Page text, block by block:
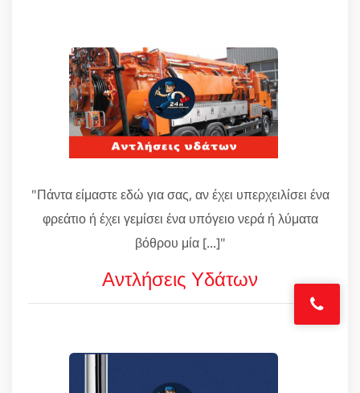
"Πάντα είμαστε εδώ για σας, αν έχει υπερχειλίσει ένα
φρεάτιο ή έχει γεμίσει ένα υπόγειο νερά ή λύματα
βόθρου μία [...]"
Αντλήσεις Υδάτων